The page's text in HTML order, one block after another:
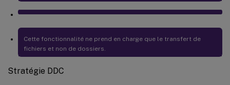
Cette fonctionnalité ne prend en charge que le transfert de
fichiers et non de dossiers.
Stratégie DDC